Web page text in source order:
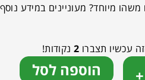
מיוחד? מעוניינים במידע
עכשיו תצברו 2 נקודות!
הוספה לסל